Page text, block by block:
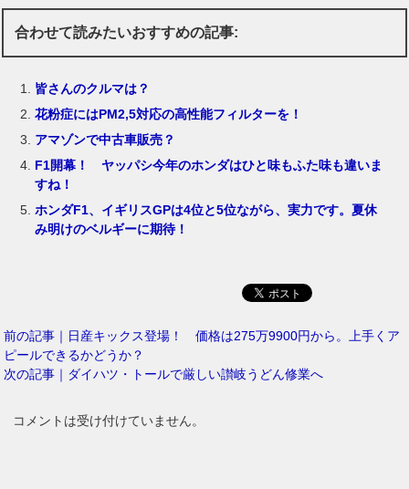
合わせて読みたいおすすめの記事:
皆さんのクルマは？
花粉症にはPM2,5対応の高性能フィルターを！
アマゾンで中古車販売？
F1開幕！ ヤッパシ今年のホンダはひと味もふた味も違いま
すね！
ホンダF1、イギリスGPは4位と5位ながら、実力です。夏休
み明けのベルギーに期待！
前の記事｜日産キックス登場！ 価格は275万9900円から。上手くア
ピールできるかどうか？
次の記事｜ダイハツ・トールで厳しい讃岐うどん修業へ
コメントは受け付けていません。